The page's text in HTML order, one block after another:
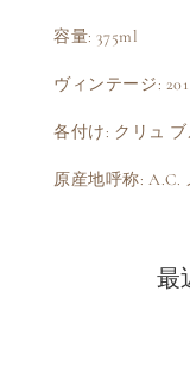
容量: 375ml
ヴィンテージ:
各付け: クリュ
原産地呼称: A.C.
最